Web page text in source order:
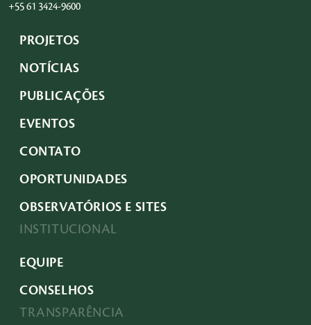
+55 61 3424-9600
PROJETOS
NOTÍCIAS
PUBLICAÇÕES
EVENTOS
CONTATO
OPORTUNIDADES
OBSERVATÓRIOS E SITES
INSTITUCIONAL
EQUIPE
CONSELHOS
TRANSPARÊNCIA